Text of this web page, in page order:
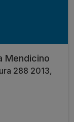
Mendicino
288 2013,